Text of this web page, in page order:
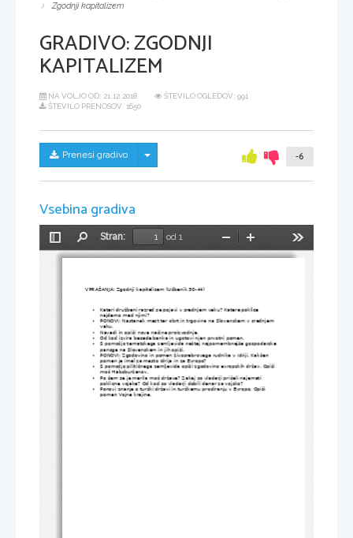
Zgodnji kapitalizem
GRADIVO:ZGODNJI
KAPITALIZEM
NA VOLJO OD: 21.12.2018
ŠTEVILO OGLEDOV: 991
ŠTEVILO PRENOSOV: 1650
Prenesi gradivo Skrij/prikaži meni -6
Vsebina gradiva
Preklopi
stransko
Stran:
od 1
Pomanjšaj
VPRAŠANJA: Zgodnji kapitalizem (Učbenik 30-44)

Kateri družbeni razred se pojavi v srednjem veku? Katere poklice
najdemo med njimi?

PONOVI: Nastanek mest ter obrt in trgovina na Slovenskem v srednjem
veku.
 Navedi in opiši nove načine proizvodnje.
 Od kod izvira besede banka in ugotovi njen prvotni pomen.

S pomočjo tematskega zemljevida naštej najpomembnejše gospodarske
panoge na Slovenskem in jih opiši.

PONOVI: Zgodovino in pomen živosrebrovega rudnika v Idriji. Kakšen
pomen je imel za mesto Idrija in za Evropo?

S pomočjo pilitičnega zemljevida opiši zgodovino evropskih držav. Opiši
moč Habsburžanov.

Po čem se je merila moč države? Zakaj so vladarji pričeli najemati
poklicne vojake? Od kod so vladarji dobili denar za vojsko?

Ponovi znanje o turški državi in turškemu prodiranju v Evropo. Opiši
pomen Vojne krajine.